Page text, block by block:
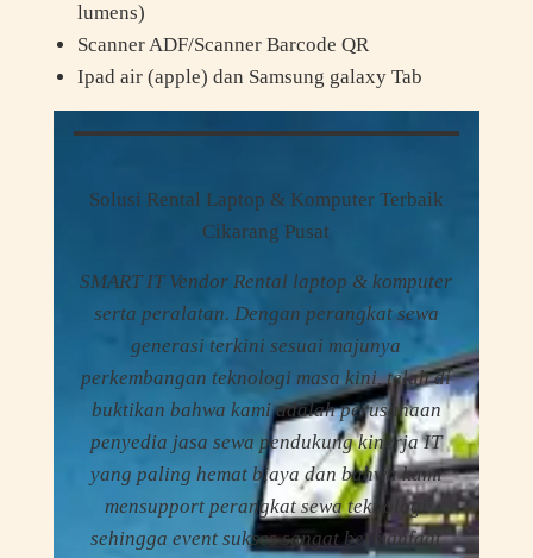
lumens)
Scanner ADF/Scanner Barcode QR
Ipad air (apple) dan Samsung galaxy Tab
Solusi Rental Laptop & Komputer Terbaik
Cikarang Pusat
SMART IT Vendor Rental laptop & komputer
serta peralatan. Dengan perangkat sewa
generasi terkini sesuai majunya
perkembangan teknologi masa kini, telah di
buktikan bahwa kami adalah perusahaan
penyedia jasa sewa pendukung kinerja IT
yang paling hemat biaya dan bahwa kami
mensupport perangkat sewa teknologi
sehingga event sukses sangat bermanfaat